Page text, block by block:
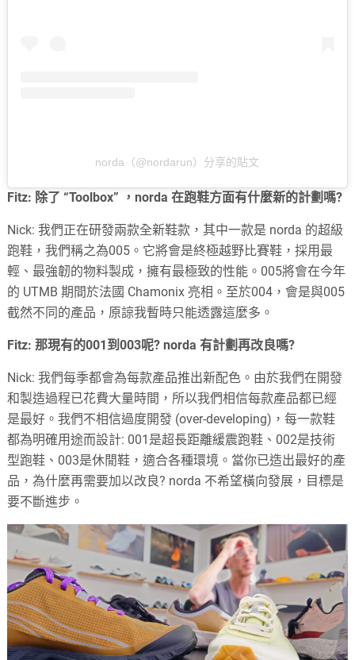
norda（@nordarun）分享的貼文
Fitz: 除了 “Toolbox” ，norda 在跑鞋方面有什麼新的計劃嗎?
Nick: 我們正在研發兩款全新鞋款，其中一款是 norda 的超級
跑鞋，我們稱之為005。它將會是終極越野比賽鞋，採用最
輕、最強韌的物料製成，擁有最極致的性能。005將會在今年
的 UTMB 期間於法國 Chamonix 亮相。至於004，會是與005
截然不同的產品，原諒我暫時只能透露這麼多。
Fitz: 那現有的001到003呢? norda 有計劃再改良嗎?
Nick: 我們每季都會為每款產品推出新配色。由於我們在開發
和製造過程已花費大量時間，所以我們相信每款產品都已經
是最好。我們不相信過度開發 (over-developing)，每一款鞋
都為明確用途而設計: 001是超長距離緩震跑鞋、002是技術
型跑鞋、003是休閒鞋，適合各種環境。當你已造出最好的產
品，為什麼再需要加以改良? norda 不希望橫向發展，目標是
要不斷進步。